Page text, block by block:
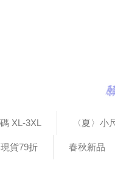
XL-3XL 〈夏〉小
貨79折 春秋新品